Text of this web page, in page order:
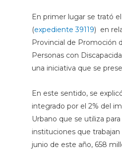
En primer lugar se trató
(expediente 39119) en
Provincial de Promoción
Personas con
una iniciativa que se
En este sentido, se
integrado por el 2% del
Urbano que se utiliza
instituciones que trabajan
junio de este año, 658